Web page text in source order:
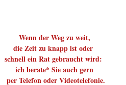
Wenn der Weg zu weit,
die Zeit zu knapp ist oder
schnell ein Rat gebraucht wird:
ich berate* Sie auch gern
per Telefon oder Videotelefonie.